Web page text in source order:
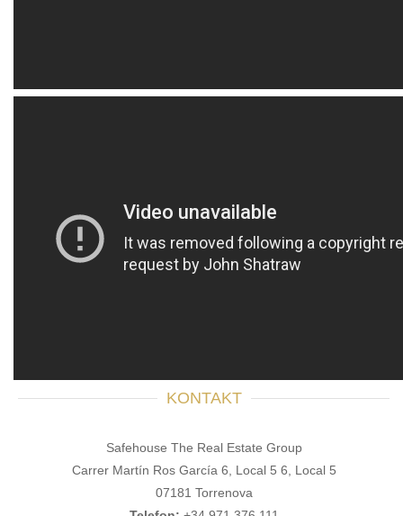
KONTAKT
Safehouse The Real Estate Group
Carrer Martín Ros García 6, Local 5 6, Local 5
07181 Torrenova